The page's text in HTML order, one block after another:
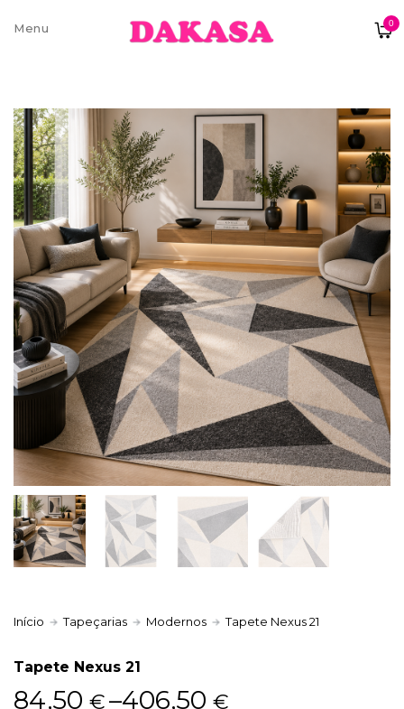
0
Sobre nós
Contatos e moradas
Pagamentos e Envios
Trocas e Devoluções
Termos e condições
Política de Privacidade
Início Tapeçarias Modernos Tapete Nexus 21
Tapete Nexus 21
84,50 €–406,50€
Price